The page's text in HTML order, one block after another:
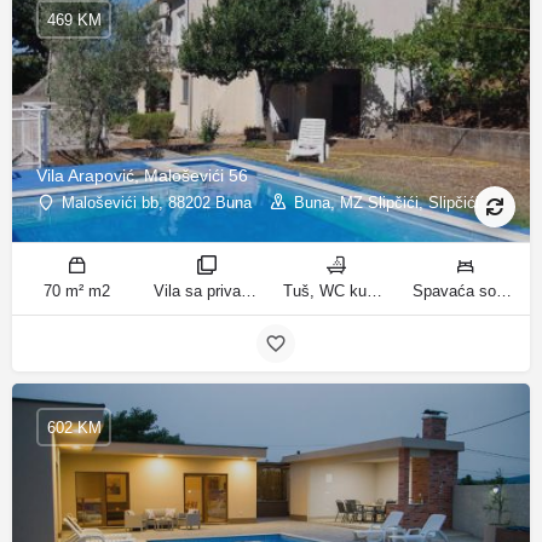
Vila Arapović, Maloševići 56
Maloševići bb, 88202 Buna Buna, MZ Slipčići, Slipčići
469 KM
70 m² m2 Vila sa privatnim bazenom sobe Tuš, WC kupatila Spavaća soba 1: 3 odvojena kreveta | Spavaća soba 2: 3 kreveta za jednu osobu | Dnevni boravak: 1 kauč na razvlačenje ležaja
602 KM